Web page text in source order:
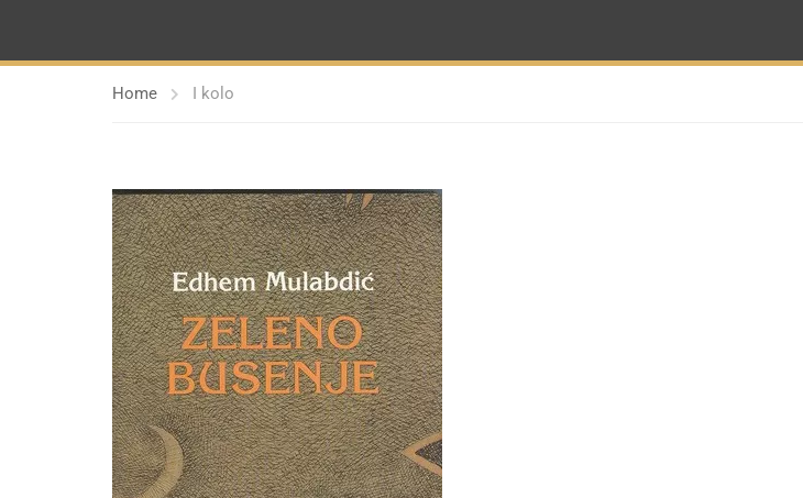
Home I kolo